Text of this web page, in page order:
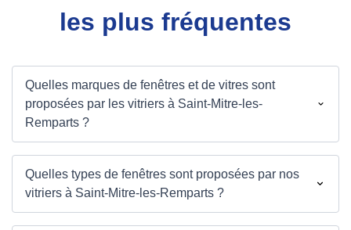
les plus fréquentes
Quelles marques de fenêtres et de vitres sont
proposées par les vitriers à Saint-Mitre-les-
Remparts ?
Quelles types de fenêtres sont proposées par nos
vitriers à Saint-Mitre-les-Remparts ?